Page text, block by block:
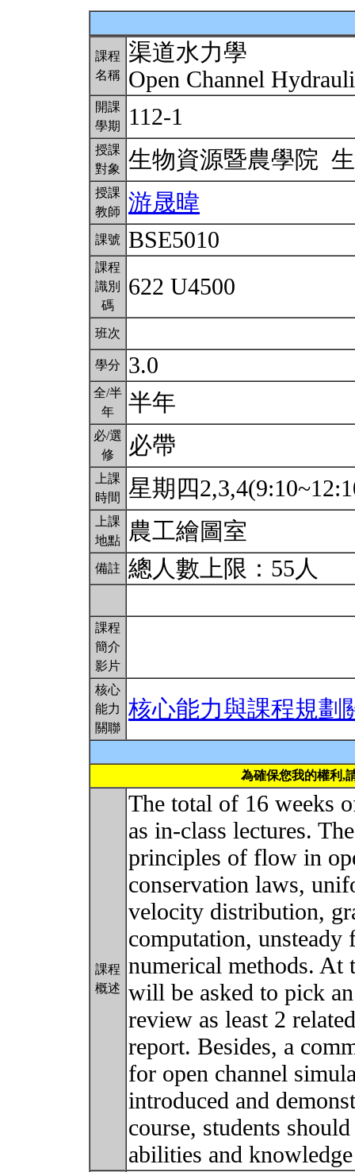
課程
名稱
渠道水力學
Open Channel
開課
學期
112-1
授課
對象
生物資源暨農學院
授課
教師
游晟暐
課號 BSE5010
課程
識別
碼
622 U4500
班次
學分 3.0
全/半
年
半年
必/選
修
必帶
上課
時間
星期四
上課
地點
農工繪圖室
備註 總人數上限：55人
課程
簡介
影片
核心
能力
關聯
核心能力與課程規劃
為確保您我的權利,
課程
概述
The total of 16 weeks
as in-class lectures.
principles of flow in
conservation laws,
velocity distribution,
computation,
numerical methods. At
will be asked to pick
review as least 2
report. Besides, a
for open channel
introduced and
course, students
abilities and